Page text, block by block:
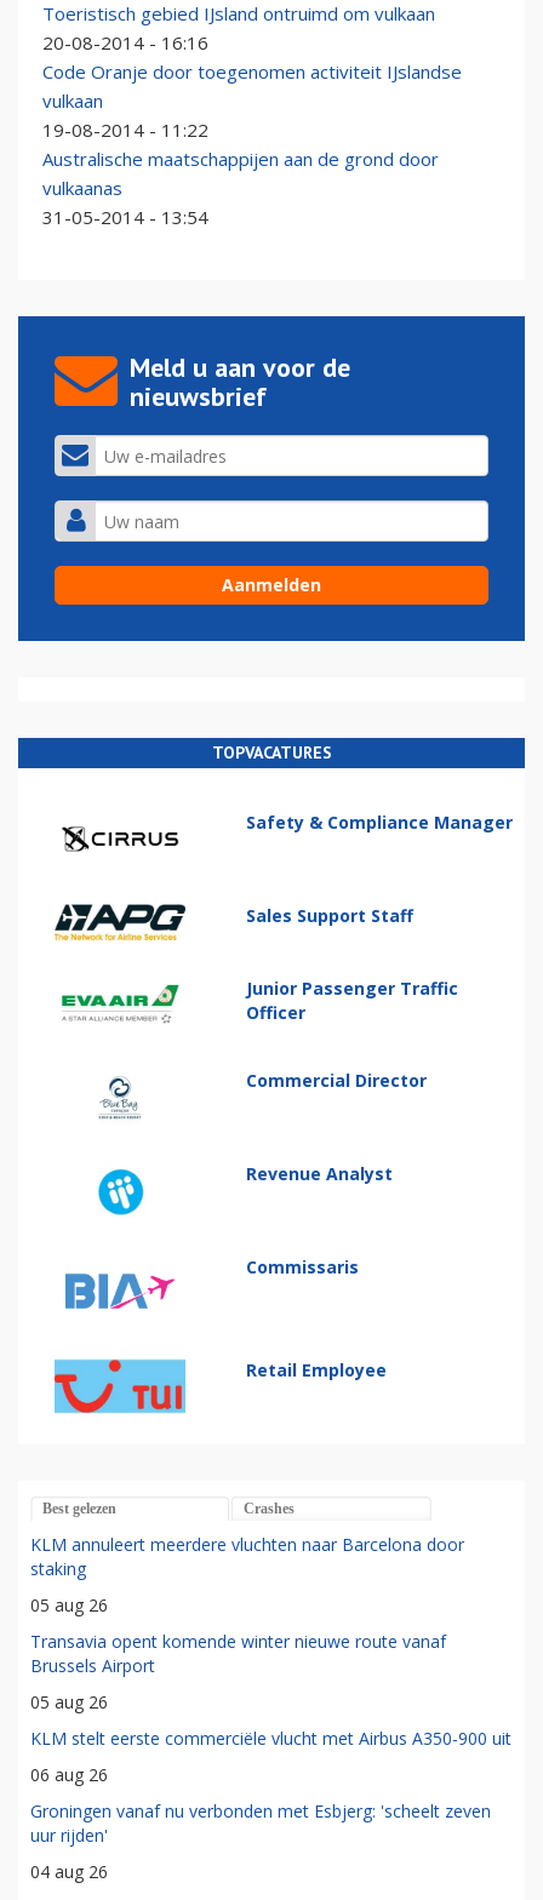
Toeristisch gebied IJsland ontruimd om vulkaan
20-08-2014 - 16:16
Code Oranje door toegenomen activiteit IJslandse
vulkaan
19-08-2014 - 11:22
Australische maatschappijen aan de grond door
vulkaanas
31-05-2014 - 13:54
Meld u aan voor de
nieuwsbrief
TOPVACATURES
Safety & Compliance Manager
Sales Support Staff
Junior Passenger Traffic
Officer
Commercial Director
Revenue Analyst
Commissaris
Retail Employee
Best gelezen Crashes
KLM annuleert meerdere vluchten naar Barcelona door
staking
05 aug 26
Transavia opent komende winter nieuwe route vanaf
Brussels Airport
05 aug 26
KLM stelt eerste commerciële vlucht met Airbus A350-900 uit
06 aug 26
Groningen vanaf nu verbonden met Esbjerg: 'scheelt zeven
uur rijden'
04 aug 26